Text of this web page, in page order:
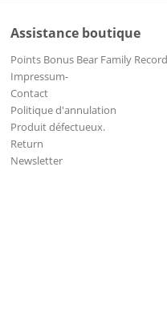
Assistance boutique
Points Bonus Bear Family
Impressum-
Contact
Politique d'annulation
Produit défectueux.
Return
Newsletter